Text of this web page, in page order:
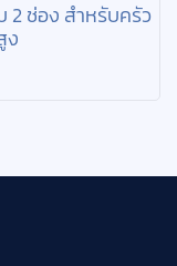
2 ช่อง สำหรับครัว
ง